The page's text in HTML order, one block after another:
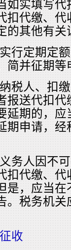
如实填写
扣代缴、
的其他有关
行定期定
简并征期
税人、扣
报送代扣
延期的，
期申请，
务人因不
扣代缴、
是，应当
。税务机
收